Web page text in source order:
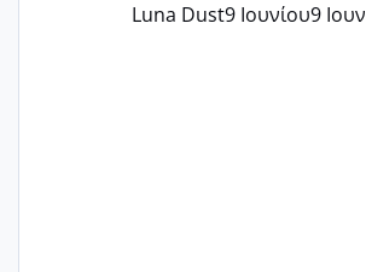
Luna Dust9 Ιουνίου9 Ιουν